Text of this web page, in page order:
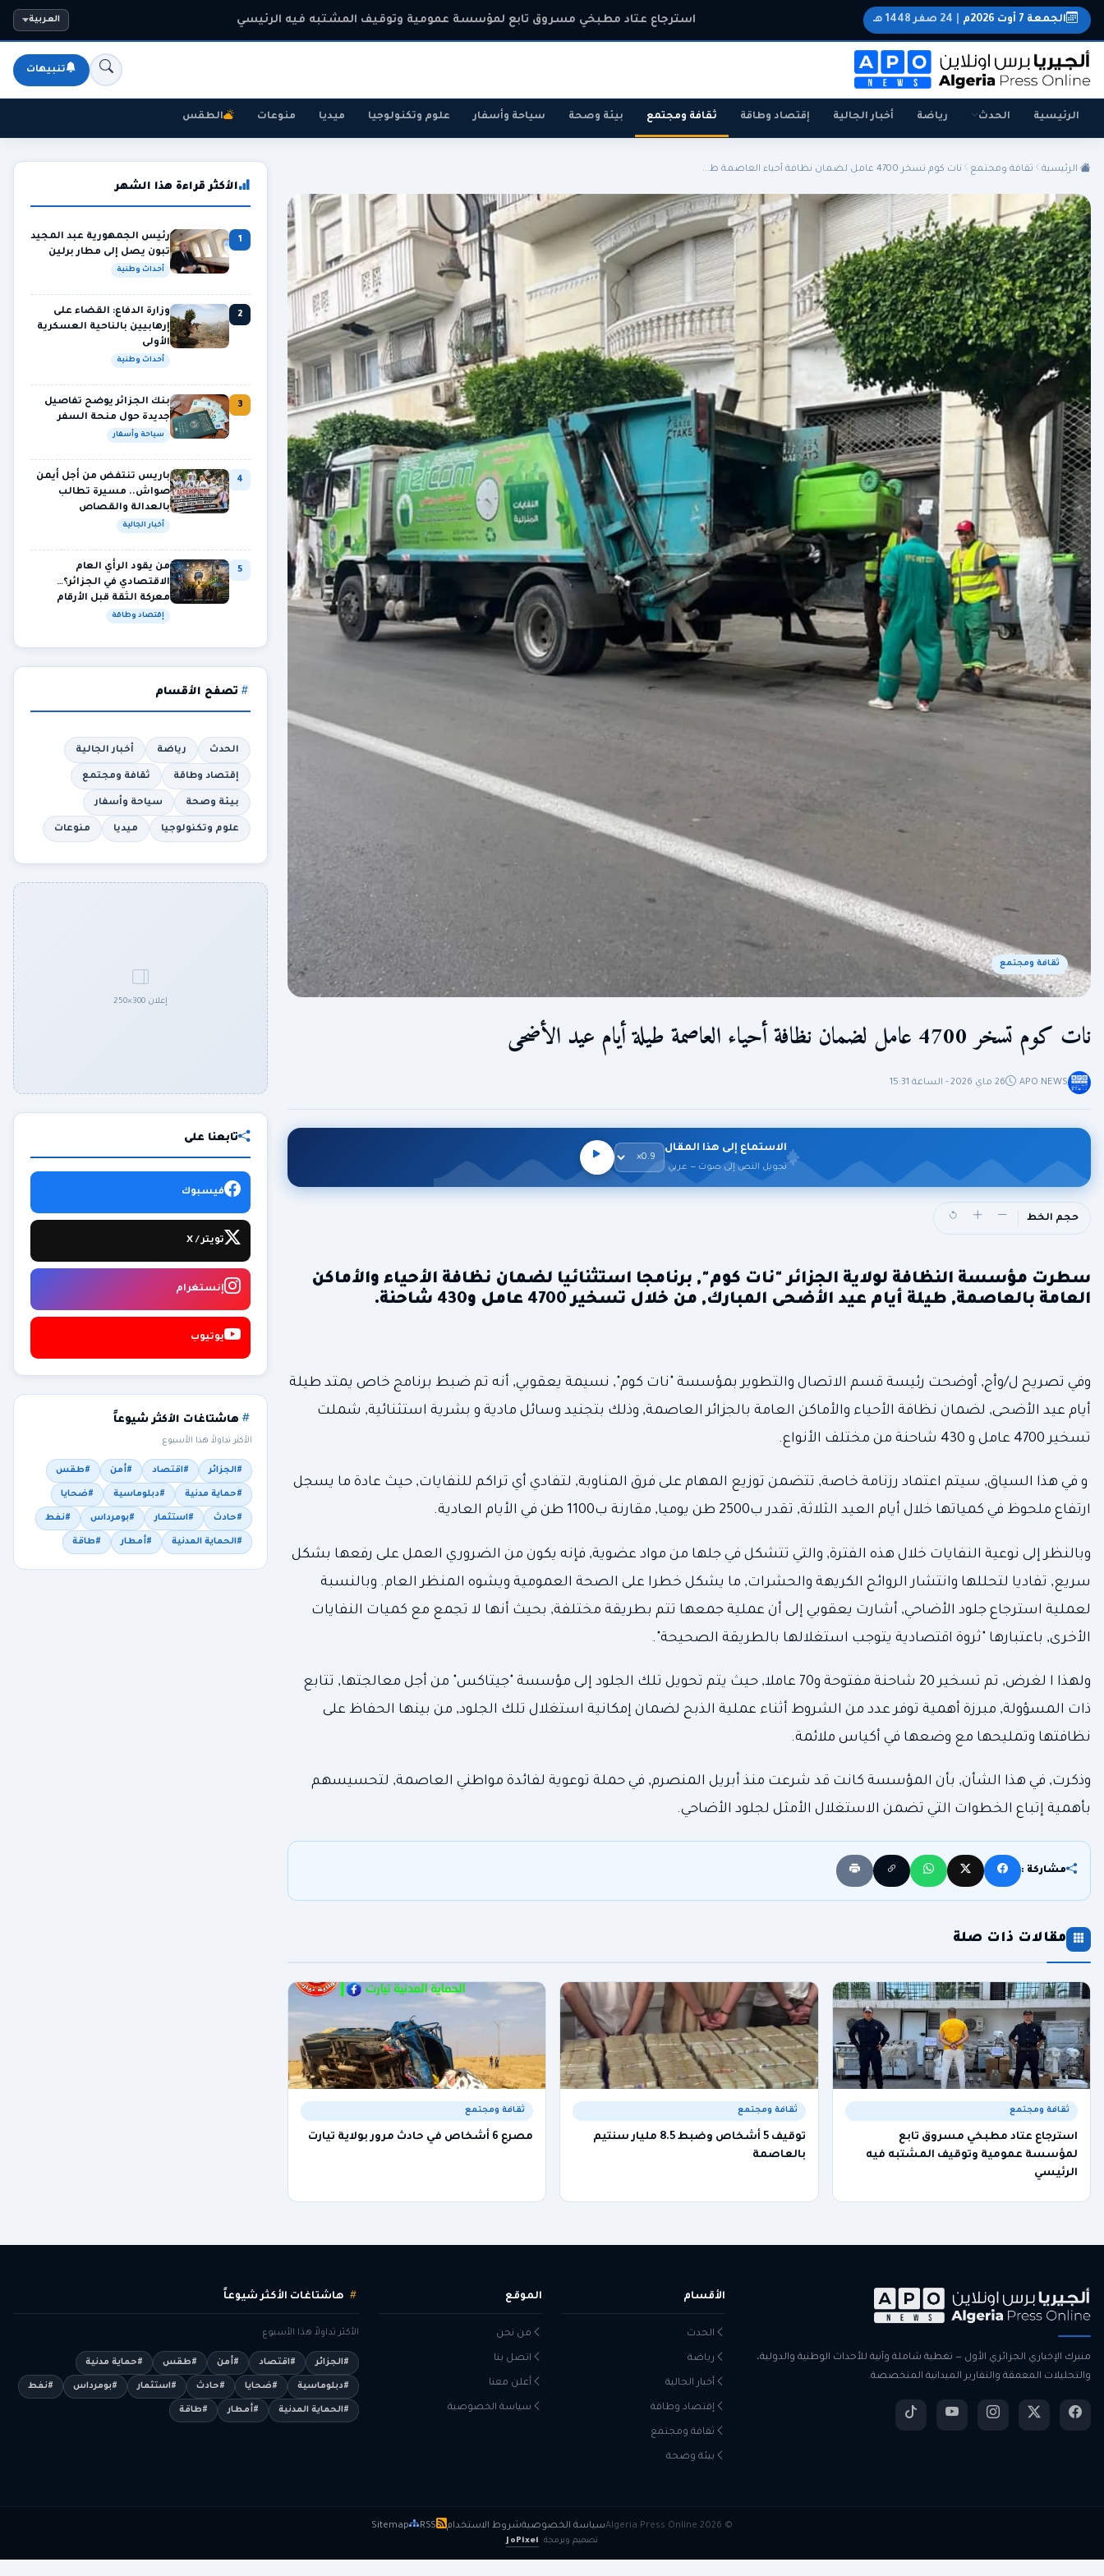
الجزائر الجالية المنتخب الوطني سياسة رياضة
الجمعة 7 أوت 2026م 24 صفر 1448 هـ استرجاع عتاد مطبخي مسروق تابع لمؤسسة عمومية وتوقيف المشتبه فيه الرئيسي العربية
تنبيهات
الرئيسية الحدث رياضة أخبار الجالية إقتصاد وطاقة ثقافة ومجتمع بيئة وصحة سياحة وأسفار علوم وتكنولوجيا ميديا منوعات الطقس
الرئيسية ثقافة ومجتمع نات كوم تسخر 4700 عامل لضمان نظافة أحياء العاصمة ط...
ثقافة ومجتمع
نات كوم تسخر 4700 عامل لضمان نظافة أحياء العاصمة طيلة أيام عيد الأضحى
APO NEWS 26 ماي 2026 - الساعة 15:31
الاستماع إلى هذا المقال
تحويل النص إلى صوت — عربي
حجم الخط
سطرت مؤسسة النظافة لولاية الجزائر "نات كوم", برنامجا استثنائيا لضمان نظافة الأحياء والأماكن
العامة بالعاصمة, طيلة أيام عيد الأضحى المبارك, من خلال تسخير 4700 عامل و430 شاحنة.
وفي تصريح ل/وأج, أوضحت رئيسة قسم الاتصال والتطوير بمؤسسة "نات كوم", نسيمة يعقوبي, أنه تم ضبط برنامج خاص يمتد طيلة
أيام عيد الأضحى, لضمان نظافة الأحياء والأماكن العامة بالجزائر العاصمة, وذلك بتجنيد وسائل مادية و بشرية استثنائية, شملت
تسخير 4700 عامل و 430 شاحنة من مختلف الأنواع.
و في هذا السياق, سيتم اعتماد رزنامة خاصة, تتضمن توزيع المهام على فرق المناوبة, لتفادي أي تراكم للنفايات, حيث عادة ما يسجل
ارتفاع ملحوظ في كمياتها خلال أيام العيد الثلاثة, تقدر ب2500 طن يوميا, مقارنة ب1100 طن في الأيام العادية.
وبالنظر إلى نوعية النفايات خلال هذه الفترة, والتي تتشكل في جلها من مواد عضوية, فإنه يكون من الضروري العمل على رفعها بشكل
سريع, تفاديا لتحللها وانتشار الروائح الكريهة والحشرات, ما يشكل خطرا على الصحة العمومية ويشوه المنظر العام. وبالنسبة
لعملية استرجاع جلود الأضاحي, أشارت يعقوبي إلى أن عملية جمعها تتم بطريقة مختلفة, بحيث أنها لا تجمع مع كميات النفايات
الأخرى, باعتبارها "ثروة اقتصادية يتوجب استغلالها بالطريقة الصحيحة".
ولهذا ا لغرض, تم تسخير 20 شاحنة مفتوحة و70 عاملا, حيث يتم تحويل تلك الجلود إلى مؤسسة "جيتاكس" من أجل معالجتها, تتابع
ذات المسؤولة, مبرزة أهمية توفر عدد من الشروط أثناء عملية الذبح لضمان إمكانية استغلال تلك الجلود, من بينها الحفاظ على
نظافتها وتمليحها مع وضعها في أكياس ملائمة.
وذكرت, في هذا الشأن, بأن المؤسسة كانت قد شرعت منذ أبريل المنصرم, في حملة توعوية لفائدة مواطني العاصمة, لتحسيسهم
بأهمية إتباع الخطوات التي تضمن الاستغلال الأمثل لجلود الأضاحي.
مشاركة :
مقالات ذات صلة
ثقافة ومجتمع
استرجاع عتاد مطبخي مسروق تابع
لمؤسسة عمومية وتوقيف المشتبه فيه
الرئيسي
ثقافة ومجتمع
توقيف 5 أشخاص وضبط 8.5 مليار سنتيم
بالعاصمة
ثقافة ومجتمع
مصرع 6 أشخاص في حادث مرور بولاية تيارت
الأكثر قراءة هذا الشهر
1
رئيس الجمهورية عبد المجيد
تبون يصل إلى مطار برلين
أحداث وطنية
2
وزارة الدفاع: القضاء على
إرهابيين بالناحية العسكرية
الأولى
أحداث وطنية
3
بنك الجزائر يوضح تفاصيل
جديدة حول منحة السفر
سياحة وأسفار
4
باريس تنتفض من أجل أيمن
صواش.. مسيرة تطالب
بالعدالة والقصاص
أخبار الجالية
5
من يقود الرأي العام
الاقتصادي في الجزائر؟…
معركة الثقة قبل الأرقام
إقتصاد وطاقة
تصفح الأقسام
الحدث رياضة أخبار الجالية
إقتصاد وطاقة ثقافة ومجتمع
بيئة وصحة سياحة وأسفار
علوم وتكنولوجيا ميديا منوعات
إعلان 300×250
تابعنا على
فيسبوك
تويتر / X
إنستغرام
يوتيوب
هاشتاغات الأكثر شيوعاً
الأكثر تداولاً هذا الأسبوع
#الجزائر #اقتصاد #أمن #طقس
#حماية مدنية #دبلوماسية #ضحايا
#حادث #استثمار #بومرداس #نفط
#الحماية المدنية #أمطار #طاقة
منبرك الإخباري الجزائري الأول — تغطية شاملة وآنية للأحداث الوطنية والدولية،
والتحليلات المعمقة والتقارير الميدانية المتخصصة.
الأقسام
الحدث
رياضة
أخبار الجالية
إقتصاد وطاقة
ثقافة ومجتمع
بيئة وصحة
الموقع
من نحن
اتصل بنا
أعلن معنا
سياسة الخصوصية
هاشتاغات الأكثر شيوعاً
الأكثر تداولاً هذا الأسبوع
#الجزائر #اقتصاد #أمن #طقس #حماية مدنية
#دبلوماسية #ضحايا #حادث #استثمار #بومرداس #نفط
#الحماية المدنية #أمطار #طاقة
© 2026 Algeria Press Online سياسة الخصوصيةشروط الاستخدام RSS
Sitemap
تصميم وبرمجة JoPixel